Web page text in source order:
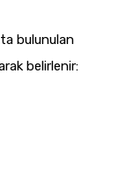
bulunulan
belirlenir: